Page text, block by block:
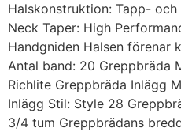
Halskonstruktion: Tapp-
Neck Taper: High
Handgniden Halsen förenar
Antal band: 20 Greppbräda
Richlite Greppbräda Inlägg
Inlägg Stil: Style 28
3/4 tum Greppbrädans